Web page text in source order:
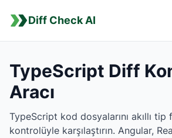
Diff Check AI
TypeScript Diff
Aracı
TypeScript kod dosyalarını akıllı tip
kontrolüyle karşılaştırın. Angular,